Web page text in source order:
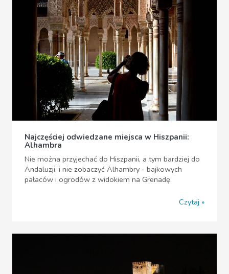
Najczęściej odwiedzane miejsca w Hiszpanii:
Alhambra
Nie można przyjechać do Hiszpanii, a tym bardziej do
Andaluzji, i nie zobaczyć Alhambry - bajkowych
pałaców i ogrodów z widokiem na Grenadę.
Czytaj